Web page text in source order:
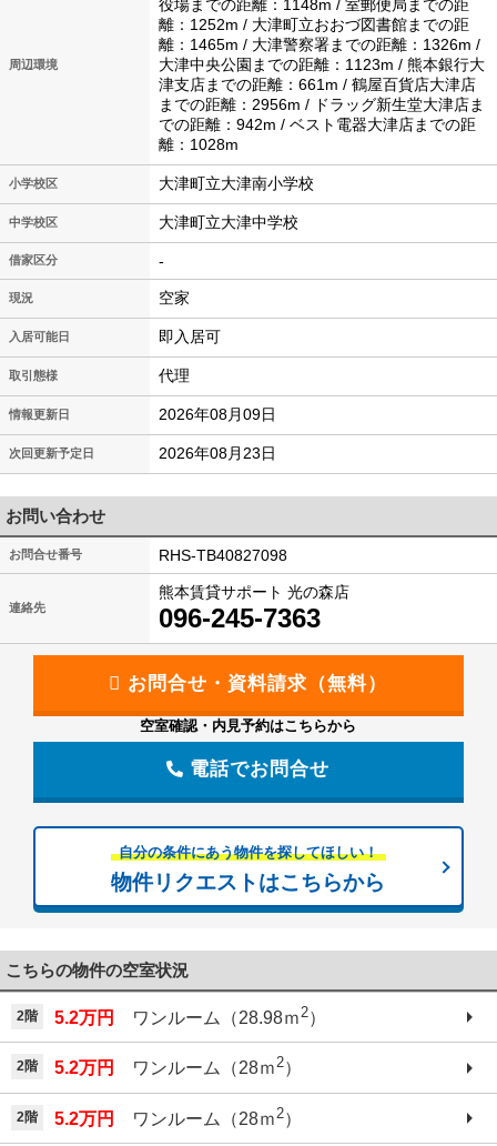
周辺環境
役場までの距離：1148m / 室郵便局までの距
離：1252m / 大津町立おおづ図書館までの距
離：1465m / 大津警察署までの距離：1326m /
大津中央公園までの距離：1123m / 熊本銀行大
津支店までの距離：661m / 鶴屋百貨店大津店
までの距離：2956m / ドラッグ新生堂大津店ま
での距離：942m / ベスト電器大津店までの距
離：1028m
小学校区 大津町立大津南小学校
中学校区 大津町立大津中学校
借家区分 -
現況 空家
入居可能日 即入居可
取引態様 代理
情報更新日 2026年08月09日
次回更新予定日 2026年08月23日
お問い合わせ
お問合せ番号 RHS-TB40827098
連絡先
熊本賃貸サポート 光の森店
096-245-7363
空室確認・内見予約はこちらから
電話でお問合せ
自分の条件にあう物件を探してほしい！
物件リクエストはこちらから
こちらの物件の空室状況
2階 5.2万円 ワンルーム（28.98ｍ2）
2階 5.2万円 ワンルーム（28ｍ2）
2階 5.2万円 ワンルーム（28ｍ 2）